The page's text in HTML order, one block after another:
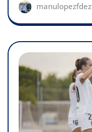
manulopezfdez